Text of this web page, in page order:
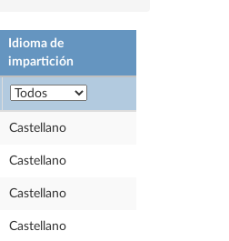
Idioma de
impartición
Castellano
Castellano
Castellano
Castellano